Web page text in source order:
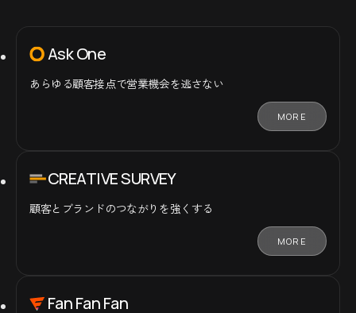
Ask One
あらゆる顧客接点で営業機会を逃さない
MORE
CREATIVE SURVEY
顧客とブランドのつながりを強くする
MORE
Fan Fan Fan